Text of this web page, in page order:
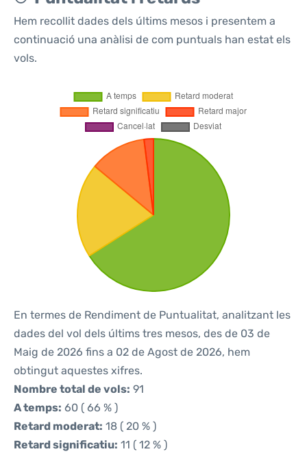
Hem recollit dades dels últims mesos i presentem a
continuació una anàlisi de com puntuals han estat els
vols.
En termes de Rendiment de Puntualitat, analitzant les
dades del vol dels últims tres mesos, des de 03 de
Maig de 2026 fins a 02 de Agost de 2026, hem
obtingut aquestes xifres.
Nombre total de vols: 91
A temps: 60 ( 66 % )
Retard moderat: 18 ( 20 % )
Retard significatiu: 11 ( 12 % )